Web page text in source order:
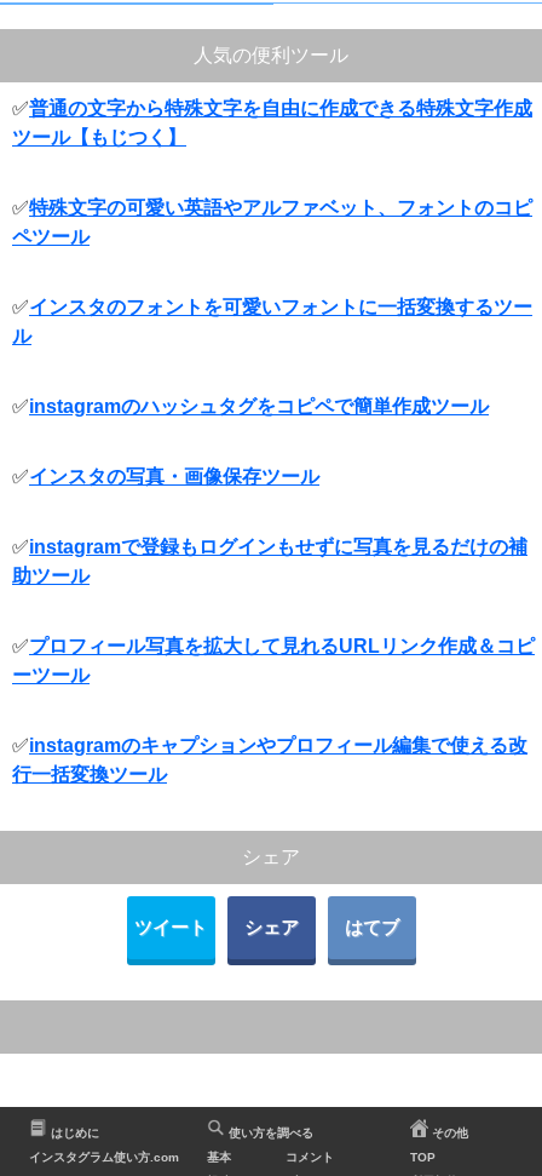
人気の便利ツール
✅普通の文字から特殊文字を自由に作成できる特殊文字作成
ツール【もじつく】
✅特殊文字の可愛い英語やアルファベット、フォントのコピ
ペツール
✅インスタのフォントを可愛いフォントに一括変換するツー
ル
✅instagramのハッシュタグをコピペで簡単作成ツール
✅インスタの写真・画像保存ツール
✅instagramで登録もログインもせずに写真を見るだけの補
助ツール
✅プロフィール写真を拡大して見れるURLリンク作成＆コピ
ーツール
✅instagramのキャプションやプロフィール編集で使える改
行一括変換ツール
シェア
ツイート シェア はてブ
はじめに
インスタグラム使い方.com
使い方を調べる
基本
コメント
その他
TOP